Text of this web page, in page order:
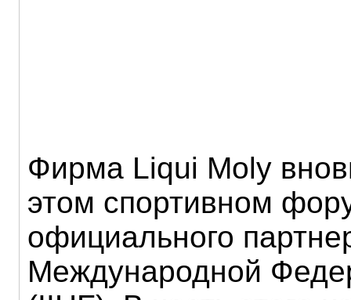
Фирма Liqui Moly
этом спортивном
официального
Международной